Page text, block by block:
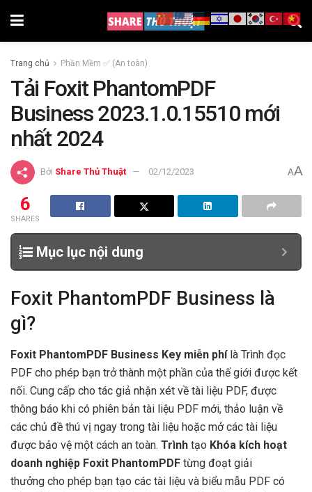
Trang chủ Phần Mềm ✅ (An toàn)
Tải Foxit PhantomPDF
Business 2023.1.0.15510 mới
nhất 2024
Bởi Share Thủ Thuật 02/12/2023 AA
6
SHARES
Mục lục nội dung
Foxit PhantomPDF Business là
gì?
Foxit PhantomPDF Business Key miễn phílà Trình đọc
PDF cho phép bạn trở thành một phần của thế giới được kết
nối. Cung cấp cho tác giả nhận xét về tài liệu PDF, được
thông báo khi có phiên bản tài liệu PDF mới, thảo luận về
các chủ đề thú vị ngay trong tài liệu hoặc mở các tài liệu
được bảo vệ một cách an toàn. Trình tạo Khóa kích hoạt
doanh nghiệp Foxit PhantomPDF từng đoạt giải
thưởng cho phép bạn tạo các tài liệu và biểu mẫu PDF có